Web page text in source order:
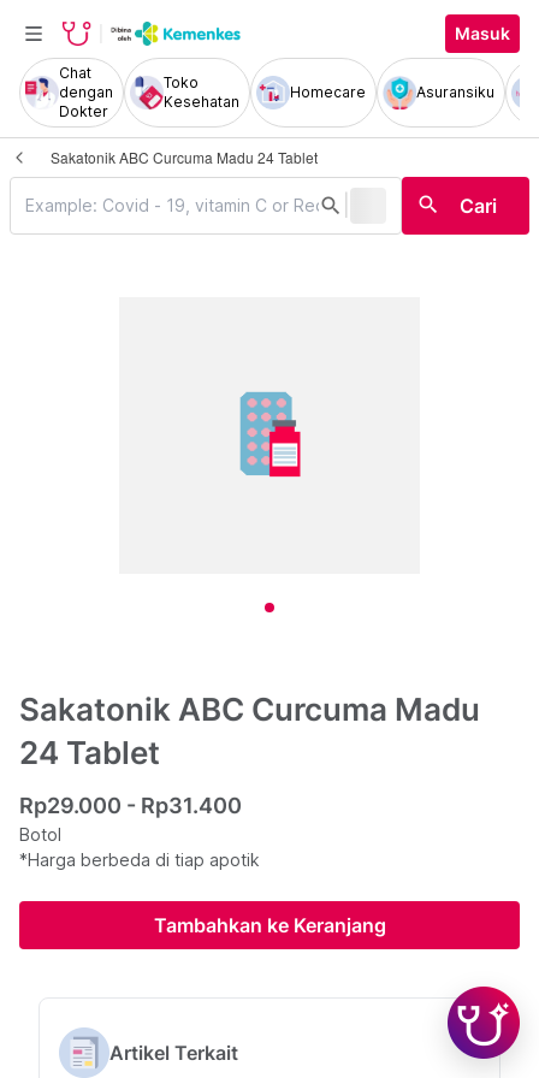
Masuk
Chat
dengan
Dokter
Toko
Kesehatan
Homecare Asuransiku
Sakatonik ABC Curcuma Madu 24 Tablet
search search Cari
Sakatonik ABC Curcuma Madu
24 Tablet
Rp29.000 - Rp31.400
Botol
*Harga berbeda di tiap apotik
Tambahkan ke Keranjang
Artikel Terkait